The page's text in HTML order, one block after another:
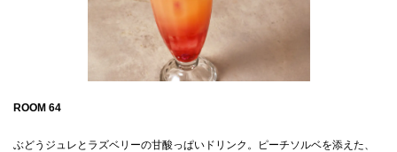
ROOM 64
ぶどうジュレとラズベリーの甘酸っぱいドリンク。ピーチソルベを添えた、